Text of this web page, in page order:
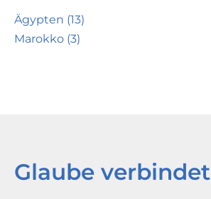
Ägypten (13)
Marokko (3)
Glaube verbindet